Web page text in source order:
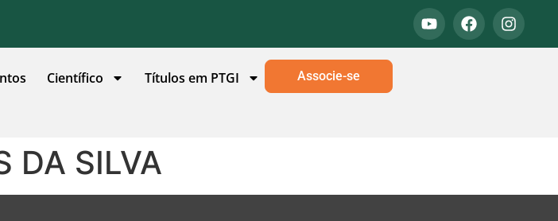
Científico Títulos em PTGI Associe-se
DA SILVA